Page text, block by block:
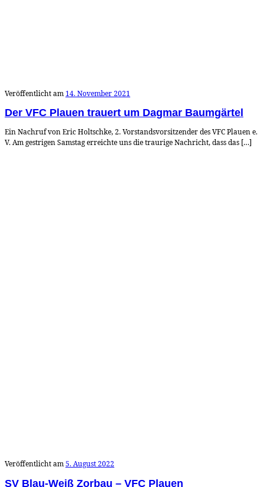
Veröffentlicht am 14. November 2021
Der VFC Plauen trauert um Dagmar Baumgärtel
Ein Nachruf von Eric Holtschke, 2. Vorstandsvorsitzender des VFC Plauen e.
V. Am gestrigen Samstag erreichte uns die traurige Nachricht, dass das […]
Veröffentlicht am5. August 2022
SV Blau-Weiß Zorbau – VFC Plauen